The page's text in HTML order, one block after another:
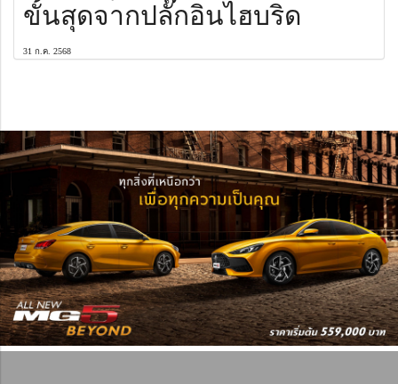
ขั้นสุดจากปลั๊กอินไฮบริด
31 ก.ค. 2568